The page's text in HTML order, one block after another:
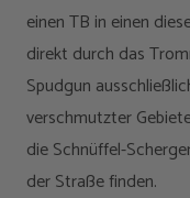
einen TB in einen
direkt durch das
Spudgun
verschmutzter
die Schnüffel-
der Straße finden.